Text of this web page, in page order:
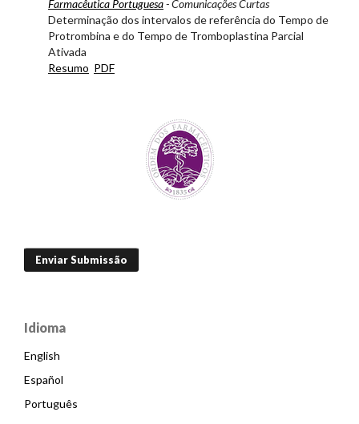
Farmacêutica Portuguesa- Comunicações Curtas
Determinação dos intervalos de referência do Tempo de
Protrombina e do Tempo de Tromboplastina Parcial
Ativada
Resumo PDF
Enviar Submissão
Idioma
English
Español
Português